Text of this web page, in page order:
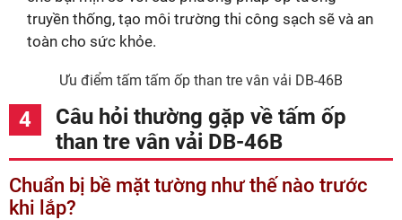
truyền thống, tạo môi trường thi công sạch sẽ và an
toàn cho sức khỏe.
Ưu điểm tấm tấm ốp than tre vân vải DB-46B
Câu hỏi thường gặp về tấm ốp
than tre vân vải DB-46B
Chuẩn bị bề mặt tường như thế nào trước
khi lắp?